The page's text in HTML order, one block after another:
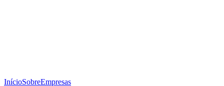
InícioSobreEmpresas